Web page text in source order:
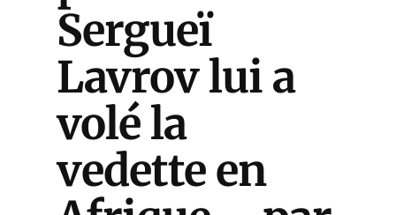
Sergueï
Lavrov lui a
volé la
vedette en